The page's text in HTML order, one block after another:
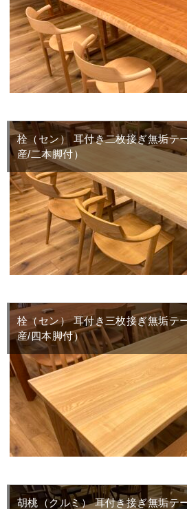
栓（セン） 耳付き二枚接ぎ無垢テ
産/二本脚付）
栓（セン） 耳付き三枚接ぎ無垢テ
産/四本脚付）
胡桃（クルミ） 耳付き接ぎ無垢テ